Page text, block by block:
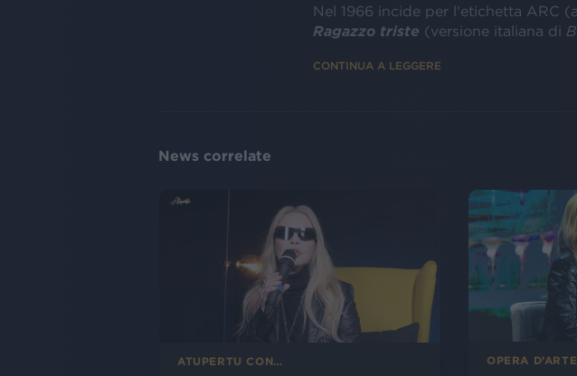
Nel 1966 incide per l'etichetta ARC
Ragazzo triste (versione italiana di
CONTINUA A LEGGERE
News correlate
ATUPERTU CON… OPERA D’ARTE